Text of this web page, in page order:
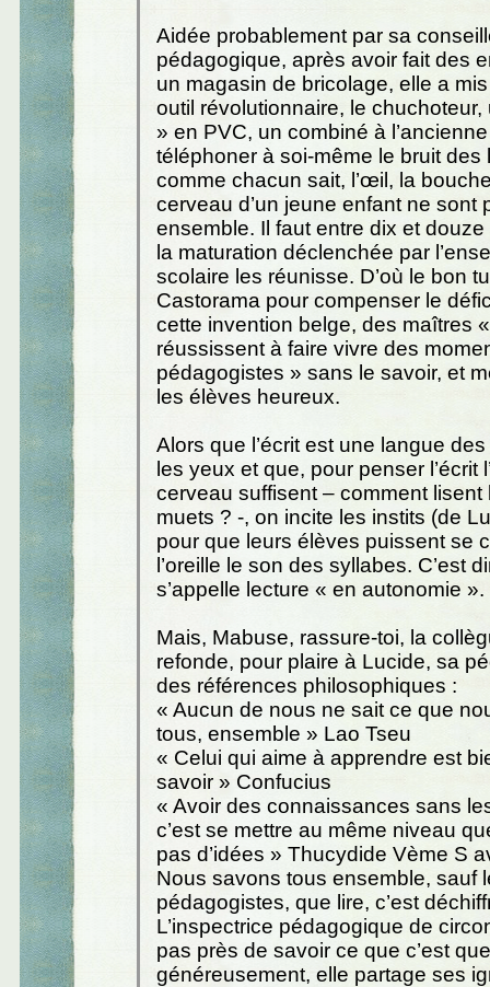
Aidée probablement par sa
pédagogique, après avoir fait des
un magasin de bricolage, elle a
outil révolutionnaire, le
» en PVC, un combiné à
téléphoner à soi-même le bruit des
comme chacun sait, l’œil, la
cerveau d’un jeune enfant ne sont
ensemble. Il faut entre dix et
la maturation déclenchée par
scolaire les réunisse. D’où le bon
Castorama pour compenser le
cette invention belge, des maîtres
réussissent à faire vivre des
pédagogistes » sans le savoir, et
les élèves heureux.
Alors que l’écrit est une langue
les yeux et que, pour penser l’écrit
cerveau suffisent – comment lisent
muets ? -, on incite les instits (de
pour que leurs élèves puissent se
l’oreille le son des syllabes. C’est
s’appelle lecture « en autonomie ».
Mais, Mabuse, rassure-toi, la
refonde, pour plaire à Lucide, sa
des références philosophiques :
« Aucun de nous ne sait ce que
tous, ensemble » Lao Tseu
« Celui qui aime à apprendre est
savoir » Confucius
« Avoir des connaissances sans
c’est se mettre au même niveau
pas d’idées » Thucydide Vème S
Nous savons tous ensemble, sauf
pédagogistes, que lire, c’est
L’inspectrice pédagogique de
pas près de savoir ce que c’est
généreusement, elle partage ses